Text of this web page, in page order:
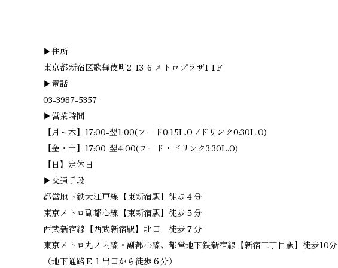
▶住所
東京都新宿区歌舞伎町2-13-6 メトロプラザ1 1Ｆ
▶電話
03-3987-5357
▶営業時間
【月～木】17:00-翌1:00(フード0:15L.O /ドリンク0:30L.O)
【金・土】17:00-翌4:00(フード・ドリンク3:30L.O)
【日】定休日
▶交通手段
都営地下鉄大江戸線【東新宿駅】徒歩４分
東京メトロ副都心線【東新宿駅】徒歩５分
西武新宿線【西武新宿駅】北口 徒歩７分
東京メトロ丸ノ内線・副都心線、都営地下鉄新宿線【新宿三丁目駅】徒歩10分
（地下通路Ｅ１出口から徒歩６分）